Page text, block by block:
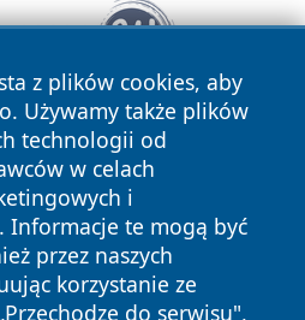
z plików cookies, aby
Używamy także plików
technologii od
w celach
i
Informacje te mogą być
przez naszych
korzystanie ze
do serwisu",
Wszystkie prawa